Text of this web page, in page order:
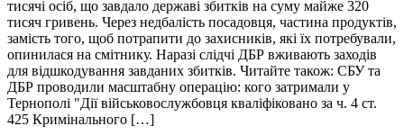
тисячі осіб, що завдало державі збитків на суму майже 320
тисяч гривень. Через недбалість посадовця, частина продуктів,
замість того, щоб потрапити до захисників, які їх потребували,
опинилася на смітнику. Наразі слідчі ДБР вживають заходів
для відшкодування завданих збитків. Читайте також: СБУ та
ДБР проводили масштабну операцію: кого затримали у
Тернополі "Дії військовослужбовця кваліфіковано за ч. 4 ст.
425 Кримінального […]